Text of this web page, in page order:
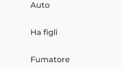
Auto
Ha figli
Fumatore